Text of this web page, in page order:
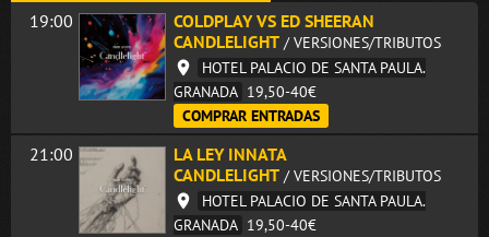
19:00
COLDPLAY VS ED SHEERAN
CANDLELIGHT / VERSIONES/TRIBUTOS
HOTEL PALACIO DE SANTA PAULA.
GRANADA 19,50-40€
COMPRAR ENTRADAS
21:00
LA LEY INNATA
CANDLELIGHT / VERSIONES/TRIBUTOS
HOTEL PALACIO DE SANTA PAULA.
GRANADA 19,50-40€